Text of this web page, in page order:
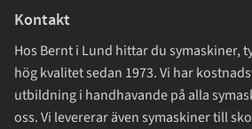
Kontakt
Hos Bernt i Lund hittar du symaskiner,
hög kvalitet sedan 1973. Vi har
utbildning i handhavande på alla
oss. Vi levererar även symaskiner till